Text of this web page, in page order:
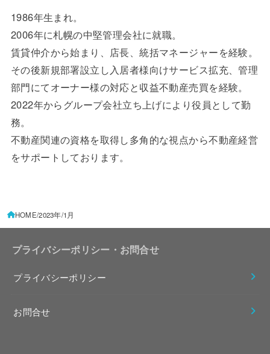
1986年生まれ。
2006年に札幌の中堅管理会社に就職。
賃貸仲介から始まり、店長、統括マネージャーを経験。
その後新規部署設立し入居者様向けサービス拡充、管理
部門にてオーナー様の対応と収益不動産売買を経験。
2022年からグループ会社立ち上げにより役員として勤
務。
不動産関連の資格を取得し多角的な視点から不動産経営
をサポートしております。
HOME 2023年 1月
プライバシーポリシー・お問合せ
プライバシーポリシー
お問合せ